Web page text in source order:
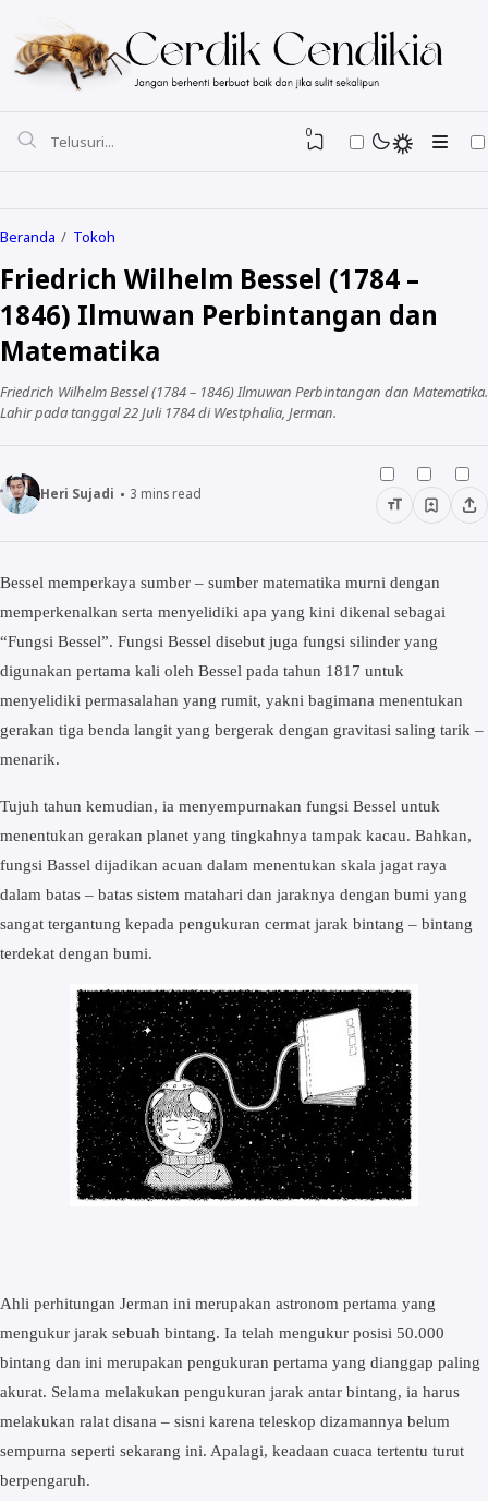
0
Beranda Tokoh
Friedrich Wilhelm Bessel (1784 –
1846) Ilmuwan Perbintangan dan
Matematika
Friedrich Wilhelm Bessel (1784 – 1846) Ilmuwan Perbintangan dan Matematika.
Lahir pada tanggal 22 Juli 1784 di Westphalia, Jerman.
Heri Sujadi 3 mins read
Bessel memperkaya sumber – sumber matematika murni dengan
memperkenalkan serta menyelidiki apa yang kini dikenal sebagai
“Fungsi Bessel”. Fungsi Bessel disebut juga fungsi silinder yang
digunakan pertama kali oleh Bessel pada tahun 1817 untuk
menyelidiki permasalahan yang rumit, yakni bagimana menentukan
gerakan tiga benda langit yang bergerak dengan gravitasi saling tarik –
menarik.
Tujuh tahun kemudian, ia menyempurnakan fungsi Bessel untuk
menentukan gerakan planet yang tingkahnya tampak kacau. Bahkan,
fungsi Bassel dijadikan acuan dalam menentukan skala jagat raya
dalam batas – batas sistem matahari dan jaraknya dengan bumi yang
sangat tergantung kepada pengukuran cermat jarak bintang – bintang
terdekat dengan bumi.
Ahli perhitungan Jerman ini merupakan astronom pertama yang
mengukur jarak sebuah bintang. Ia telah mengukur posisi 50.000
bintang dan ini merupakan pengukuran pertama yang dianggap paling
akurat. Selama melakukan pengukuran jarak antar bintang, ia harus
melakukan ralat disana – sisni karena teleskop dizamannya belum
sempurna seperti sekarang ini. Apalagi, keadaan cuaca tertentu turut
berpengaruh.